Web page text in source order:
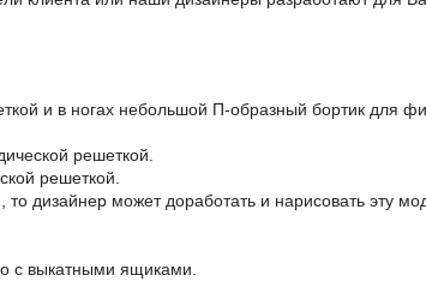
и в ногах небольшой П-образный бортик для
решеткой.
решеткой.
дизайнер может доработать и нарисовать эту
с выкатными ящиками.